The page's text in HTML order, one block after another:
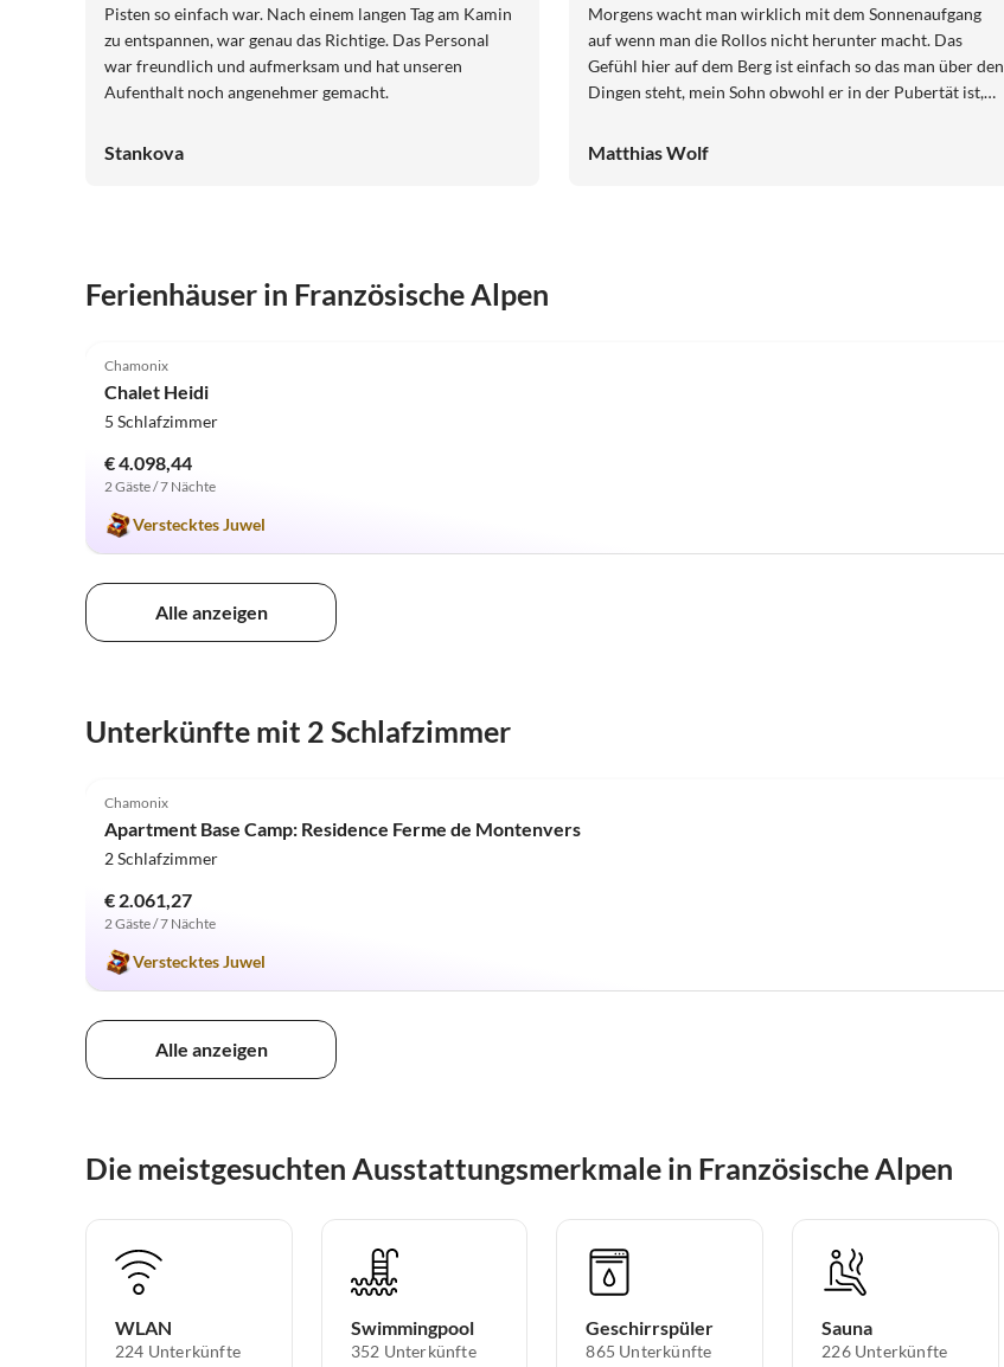
Pisten so einfach war. Nach einem langen Tag am Kamin
zu entspannen, war genau das Richtige. Das Personal
war freundlich und aufmerksam und hat unseren
Aufenthalt noch angenehmer gemacht.
Stankova
Morgens wacht man wirklich mit dem Sonnenaufgang
auf wenn man die Rollos nicht herunter macht. Das
Gefühl hier auf dem Berg ist einfach so das man über den
Dingen steht, mein Sohn obwohl er in der Pubertät ist,
gerade eingeschult, haben gestern die Kühe gefüttert
Matthias Wolf
Ferienhäuser in Französische Alpen
Chamonix
Chalet Heidi
5 Schlafzimmer
€ 4.098,44
2 Gäste / 7 Nächte
Verstecktes Juwel
Alle anzeigen
Unterkünfte mit 2 Schlafzimmer
Chamonix
Apartment Base Camp: Residence Ferme de Montenvers
2 Schlafzimmer
€ 2.061,27
2 Gäste / 7 Nächte
Verstecktes Juwel
Alle anzeigen
Die meistgesuchten Ausstattungsmerkmale in Französische Alpen
WLAN
224 Unterkünfte
Swimmingpool
352 Unterkünfte
Geschirrspüler
865 Unterkünfte
Sauna
226 Unterkünfte